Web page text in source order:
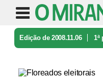
Edição de 2008.11.06 1ª